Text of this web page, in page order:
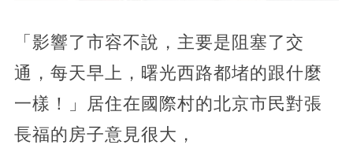
「影響了市容不說，主要是阻塞了交
通，每天早上，曙光西路都堵的跟什麼
一樣！」居住在國際村的北京市民對張
長福的房子意見很大，